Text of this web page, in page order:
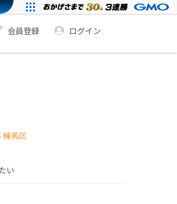
会員登録 ログイン
練馬区
い